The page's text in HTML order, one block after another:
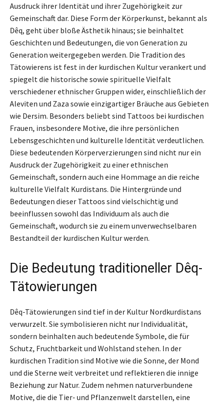
Ausdruck ihrer Identität und ihrer Zugehörigkeit zur
Gemeinschaft dar. Diese Form der Körperkunst, bekannt als
Dêq, geht über bloße Ästhetik hinaus; sie beinhaltet
Geschichten und Bedeutungen, die von Generation zu
Generation weitergegeben werden. Die Tradition des
Tätowierens ist fest in der kurdischen Kultur verankert und
spiegelt die historische sowie spirituelle Vielfalt
verschiedener ethnischer Gruppen wider, einschließlich der
Aleviten und Zaza sowie einzigartiger Bräuche aus Gebieten
wie Dersim. Besonders beliebt sind Tattoos bei kurdischen
Frauen, insbesondere Motive, die ihre persönlichen
Lebensgeschichten und kulturelle Identität verdeutlichen.
Diese bedeutenden Körperverzierungen sind nicht nur ein
Ausdruck der Zugehörigkeit zu einer ethnischen
Gemeinschaft, sondern auch eine Hommage an die reiche
kulturelle Vielfalt Kurdistans. Die Hintergründe und
Bedeutungen dieser Tattoos sind vielschichtig und
beeinflussen sowohl das Individuum als auch die
Gemeinschaft, wodurch sie zu einem unverwechselbaren
Bestandteil der kurdischen Kultur werden.
Die Bedeutung traditioneller Dêq-
Tätowierungen
Dêq-Tätowierungen sind tief in der Kultur Nordkurdistans
verwurzelt. Sie symbolisieren nicht nur Individualität,
sondern beinhalten auch bedeutende Symbole, die für
Schutz, Fruchtbarkeit und Wohlstand stehen. In der
kurdischen Tradition sind Motive wie die Sonne, der Mond
und die Sterne weit verbreitet und reflektieren die innige
Beziehung zur Natur. Zudem nehmen naturverbundene
Motive, die die Tier- und Pflanzenwelt darstellen, eine